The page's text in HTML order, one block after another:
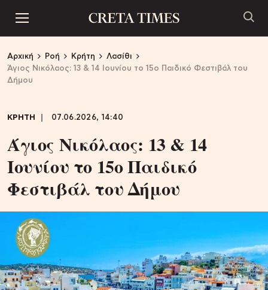
Αρχική Ροή Κρήτη
Λασίθι
Άγιος Νικόλαος: 13 & 14 Ιουνίου το 15ο Παιδικό Φεστιβάλ του
Δήμου
ΚΡΗΤΗ 07.06.2026, 14:40
Άγιος Νικόλαος: 13 & 14
Ιουνίου το 15ο Παιδικό
Φεστιβάλ του Δήμου